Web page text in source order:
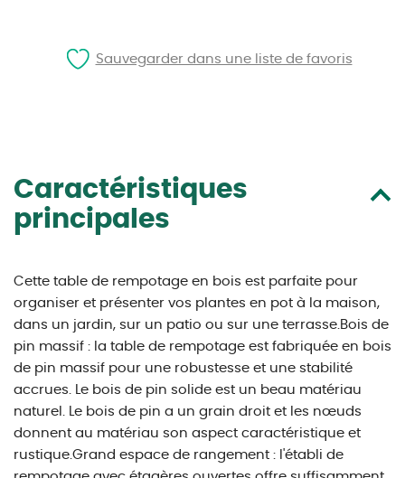
Caractéristiques
principales
Cette table de rempotage en bois est parfaite pour
organiser et présenter vos plantes en pot à la maison,
dans un jardin, sur un patio ou sur une terrasse.Bois de
pin massif : la table de rempotage est fabriquée en bois
de pin massif pour une robustesse et une stabilité
accrues. Le bois de pin solide est un beau matériau
naturel. Le bois de pin a un grain droit et les nœuds
donnent au matériau son aspect caractéristique et
rustique.Grand espace de rangement : l'établi de
Sauvegarder dans une liste de favoris